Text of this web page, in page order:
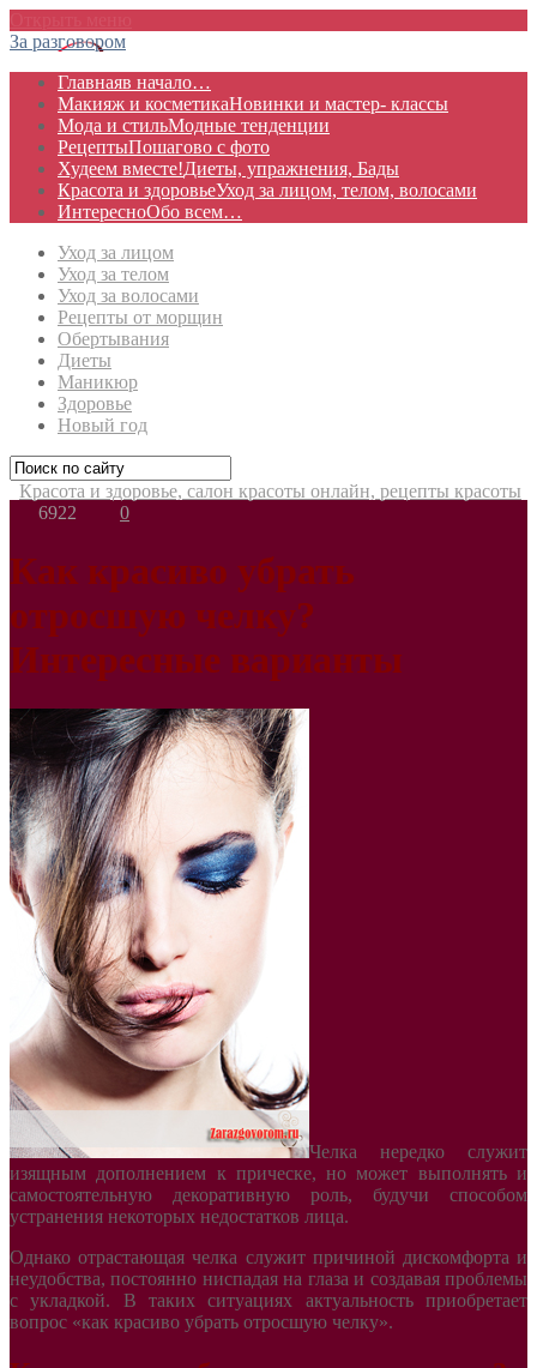
За разговором
Главнаяв начало…
Макияж и косметикаНовинки и мастер- классы
Мода и стильМодные тенденции
РецептыПошагово с фото
Худеем вместе!Диеты, упражнения, Бады
Красота и здоровьеУход за лицом, телом, волосами
ИнтересноОбо всем…
Уход за лицом
Уход за телом
Уход за волосами
Рецепты от морщин
Обертывания
Диеты
Маникюр
Здоровье
Новый год
Красота и здоровье, салон красоты онлайн, рецепты красоты
6922
0
Как красиво убрать
отросшую челку?
Интересные варианты
Челка нередко служит
изящным дополнением к прическе, но может выполнять и
самостоятельную декоративную роль, будучи способом
устранения некоторых недостатков лица.
Однако отрастающая челка служит причиной дискомфорта и
неудобства, постоянно ниспадая на глаза и создавая проблемы
с укладкой. В таких ситуациях актуальность приобретает
вопрос «как красиво убрать отросшую челку».